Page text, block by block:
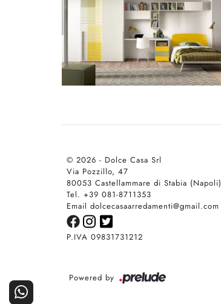
© 2026 - Dolce Casa Srl
Via Pozzillo, 47
80053 Castellammare di Stabia (Napoli)
Tel. +39 081-8711353
Email dolcecasaarredamenti@gmail.com
P.IVA 09831731212
Powered by